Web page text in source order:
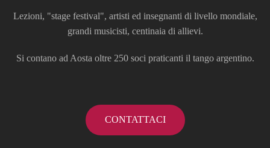
Lezioni, "stage festival", artisti ed insegnanti di livello mondiale,
grandi musicisti, centinaia di allievi.
Si contano ad Aosta oltre 250 soci praticanti il tango argentino.
CONTATTACI